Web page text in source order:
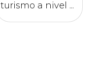
turismo a nivel ...